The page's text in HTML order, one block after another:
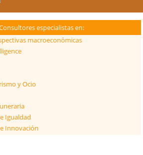
especialistas en:
macroeconómicas
y Ocio
Igualdad
Innovación